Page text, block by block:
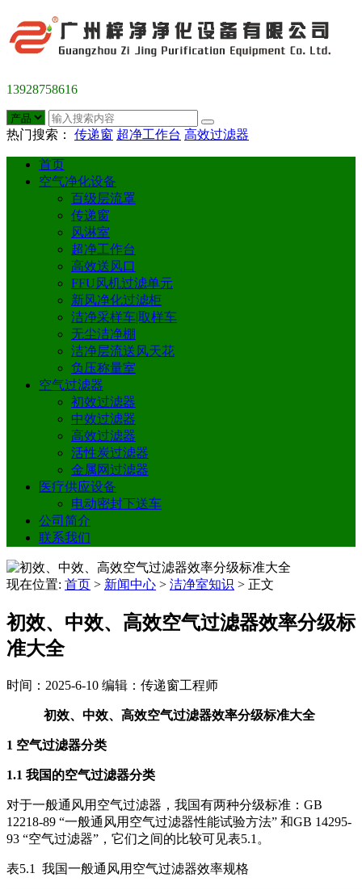
13928758616
热门搜索： 传递窗 超净工作台 高效过滤器
首页
空气净化设备
百级层流罩
传递窗
风淋室
超净工作台
高效送风口
FFU风机过滤单元
新风净化过滤柜
洁净采样车|取样车
无尘洁净棚
洁净层流送风天花
负压称量室
空气过滤器
初效过滤器
中效过滤器
高效过滤器
活性炭过滤器
金属网过滤器
医疗供应设备
电动密封下送车
公司简介
联系我们
现在位置: 首页 > 新闻中心 > 洁净室知识 > 正文
初效、中效、高效空气过滤器效率分级标
准大全
时间：2025-6-10 编辑：传递窗工程师
初效、中效、高效空气过滤器效率分级标准大全
1 空气过滤器分类
1.1 我国的空气过滤器分类
对于一般通风用空气过滤器，我国有两种分级标准：GB
12218-89 “一般通风用空气过滤器性能试验方法” 和GB 14295-
93 “空气过滤器”，它们之间的比较可见表5.1。
表5.1 我国一般通风用空气过滤器效率规格